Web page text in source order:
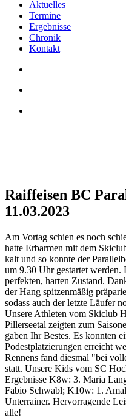
Aktuelles
Termine
Ergebnisse
Chronik
Kontakt
Raiffeisen BC
11.03.2023
Am Vortag schien es noch
hatte Erbarmen mit dem
kalt und so konnte der
um 9.30 Uhr gestartet werden.
perfekten, harten Zustand.
der Hang spitzenmäßig
sodass auch der letzte Läufer
Unsere Athleten vom Skiclub
Pillerseetal zeigten zum
gaben Ihr Bestes. Es konnten
Podestplatzierungen erreicht
Rennens fand diesmal "bei
statt. Unsere Kids vom SC
Ergebnisse K8w: 3. Maria
Fabio Schwabl; K10w: 1.
Unterrainer. Hervorragende
alle!